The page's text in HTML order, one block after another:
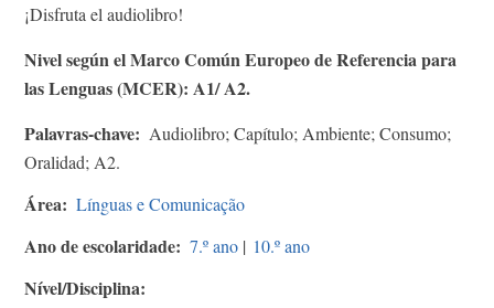
¡Disfruta el audiolibro!
Nivel según el Marco Común Europeo de Referencia para
las Lenguas (MCER): A1/ A2.
Palavras-chave
Audiolibro; Capítulo; Ambiente; Consumo;
Oralidad; A2.
Área Línguas e Comunicação
Ano de escolaridade 7.º ano | 10.º ano
Nível/Disciplina